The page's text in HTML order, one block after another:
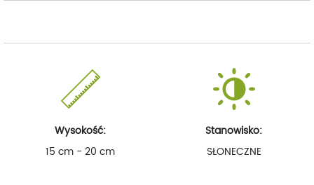
Wysokość:
15 cm - 20 cm
Stanowisko:
SŁONECZNE